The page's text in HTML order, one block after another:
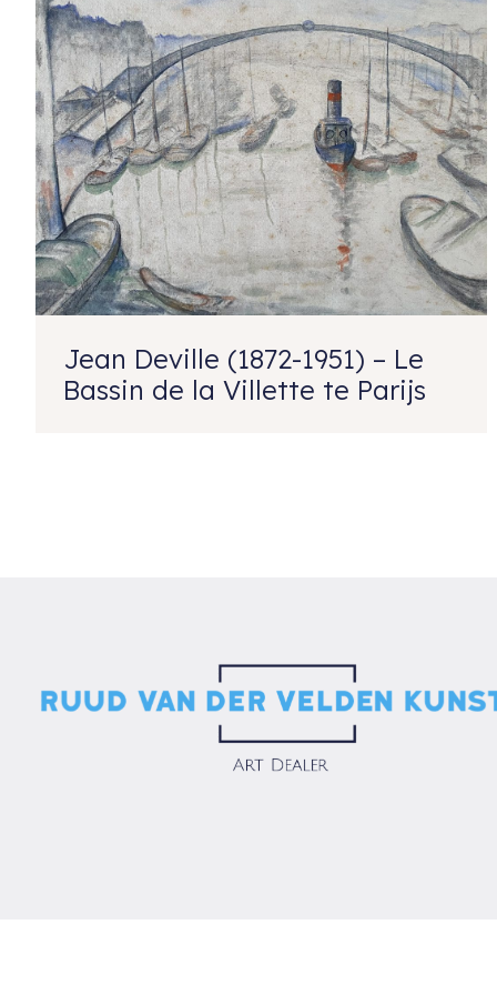
Jean Deville (1872-1951) – Le
Bassin de la Villette te Parijs